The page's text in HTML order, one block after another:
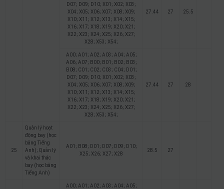
D07; D09; D10; X01; X02; X03;
X04; X05; X06; X07; X08; X09;
X10; X11; X12; X13; X14; X15;
X16; X17; X18; X19; X20; X21;
X22; X23; X24; X25; X26; X27;
X28; X53; X54;
27.44 27 25.5
A00; A01; A02; A03; A04; A05;
A06; A07; B00; B01; B02; B03;
B08; C01; C02; C03; C04; D01;
D07; D09; D10; X01; X02; X03;
X04; X05; X06; X07; X08; X09;
X10; X11; X12; X13; X14; X15;
X16; X17; X18; X19; X20; X21;
X22; X23; X24; X25; X26; X27;
X28; X53; X54;
27.44 27 28
25
Quản lý hoạt
động bay (học
bằng Tiếng
Anh); Quản lý
và khai thác
bay (học bằng
Tiếng Anh)
A01; B08; D01; D07; D09; D10;
X25; X26; X27; X28
28.5 27
A00; A01; A02; A03; A04; A05;